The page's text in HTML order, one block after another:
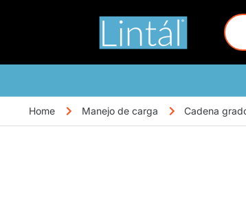
Home Manejo de carga Cadena